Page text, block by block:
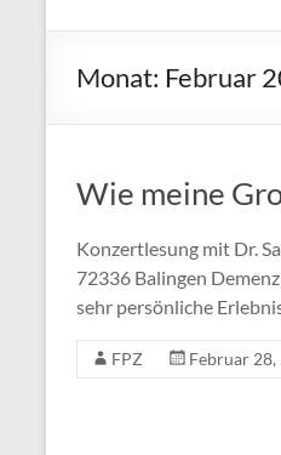
Monat: Februar
Wie meine
Konzertlesung mit Dr.
72336 Balingen
sehr persönliche
FPZ Februar 28,